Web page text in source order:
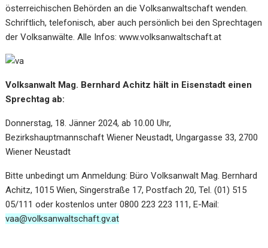
österreichischen Behörden an die Volksanwaltschaft wenden.
Schriftlich, telefonisch, aber auch persönlich bei den Sprechtagen
der Volksanwälte. Alle Infos:www.volksanwaltschaft.at
Volksanwalt Mag. Bernhard Achitz hält in Eisenstadt einen
Sprechtag ab:
Donnerstag, 18. Jänner 2024, ab 10.00 Uhr,
Bezirkshauptmannschaft Wiener Neustadt, Ungargasse 33, 2700
Wiener Neustadt
Bitte unbedingt um Anmeldung: Büro Volksanwalt Mag. Bernhard
Achitz, 1015 Wien, Singerstraße 17, Postfach 20, Tel. (01) 515
05/111 oder kostenlos unter 0800 223 223 111, E-Mail:
vaa@volksanwaltschaft.gv.at